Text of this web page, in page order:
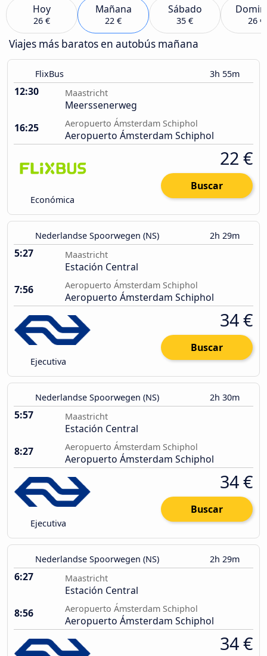
Hoy
26 €
Mañana
22 €
Sábado
35 € 26 €
Viajes más baratos en autobús mañana
FlixBus 3h 55m
12:30 Maastricht
Meerssenerweg
16:25
Aeropuerto Ámsterdam Schiphol
Aeropuerto Ámsterdam Schiphol
Económica
22 €
Buscar
Nederlandse Spoorwegen (NS) 2h 29m
5:27 Maastricht
Estación Central
7:56
Aeropuerto Ámsterdam Schiphol
Aeropuerto Ámsterdam Schiphol
Ejecutiva
34 €
Buscar
Nederlandse Spoorwegen (NS) 2h 30m
5:57 Maastricht
Estación Central
8:27
Aeropuerto Ámsterdam Schiphol
Aeropuerto Ámsterdam Schiphol
Ejecutiva
34 €
Buscar
Nederlandse Spoorwegen (NS) 2h 29m
6:27 Maastricht
Estación Central
8:56
Aeropuerto Ámsterdam Schiphol
Aeropuerto Ámsterdam Schiphol
34 €